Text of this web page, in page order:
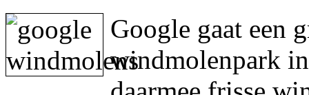
Google gaat een
windmolenpark